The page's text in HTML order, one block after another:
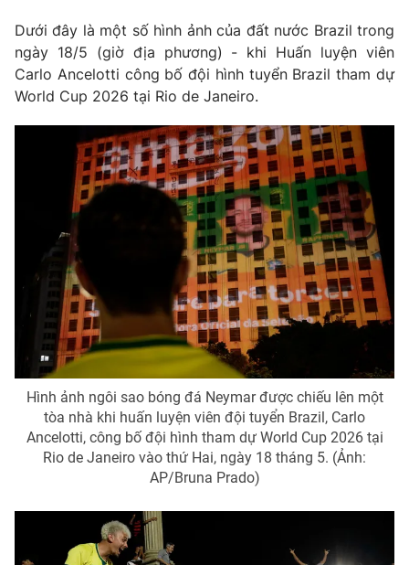
Hitech Công nghệ tương lai
Sản phẩm
Thị trường
Giao lưu trực tuyến
Lịch phát sóng
Chuyên mục khác
Emagazine Podcast
Photo Infographic
Video Shorts video
VTV Money VTV Thể thao
VTV Sức khoẻ Bất động sản
Thị trường 24h Tấm lòng Việt
VTV4 Vươn mình bằng AI
Dưới đây là một số hình ảnh của đất nước Brazil trong
ngày 18/5 (giờ địa phương) - khi Huấn luyện viên
Carlo Ancelotti công bố đội hình tuyển Brazil tham dự
World Cup 2026 tại Rio de Janeiro.
Hình ảnh ngôi sao bóng đá Neymar được chiếu lên một
tòa nhà khi huấn luyện viên đội tuyển Brazil, Carlo
Ancelotti, công bố đội hình tham dự World Cup 2026 tại
Rio de Janeiro vào thứ Hai, ngày 18 tháng 5. (Ảnh:
AP/Bruna Prado)